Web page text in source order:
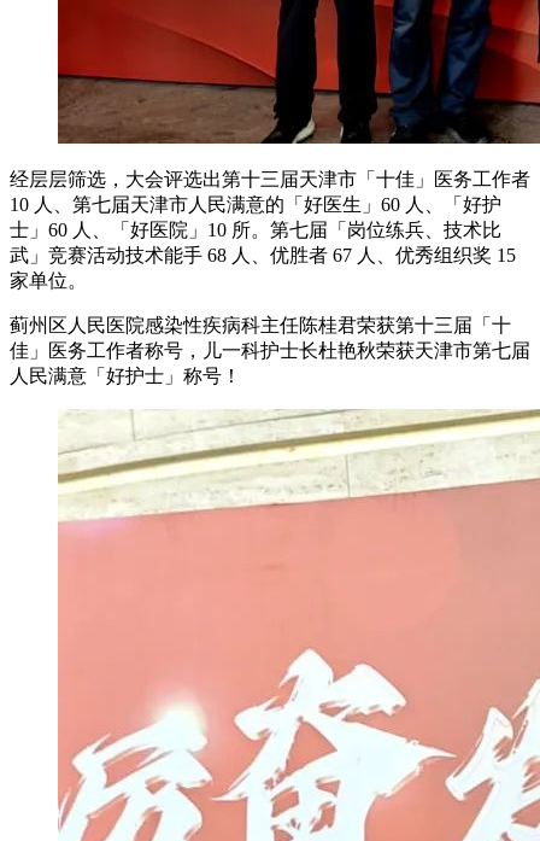
经层层筛选，大会评选出第十三届天津市「十佳」医务工作者
10 人、第七届天津市人民满意的「好医生」60 人、「好护
士」60 人、「好医院」10 所。第七届「岗位练兵、技术比
武」竞赛活动技术能手 68 人、优胜者 67 人、优秀组织奖 15
家单位。
蓟州区人民医院感染性疾病科主任陈桂君荣获第十三届「十
佳」医务工作者称号，儿一科护士长杜艳秋荣获天津市第七届
人民满意「好护士」称号！